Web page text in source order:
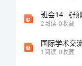
2阅读 0收藏
国际学术交
1阅读 0收藏